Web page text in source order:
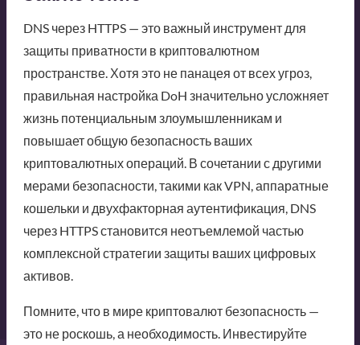
DNS через HTTPS — это важный инструмент для
защиты приватности в криптовалютном
пространстве. Хотя это не панацея от всех угроз,
правильная настройка DoH значительно усложняет
жизнь потенциальным злоумышленникам и
повышает общую безопасность ваших
криптовалютных операций. В сочетании с другими
мерами безопасности, такими как VPN, аппаратные
кошельки и двухфакторная аутентификация, DNS
через HTTPS становится неотъемлемой частью
комплексной стратегии защиты ваших цифровых
активов.
Помните, что в мире криптовалют безопасность —
это не роскошь, а необходимость. Инвестируйте